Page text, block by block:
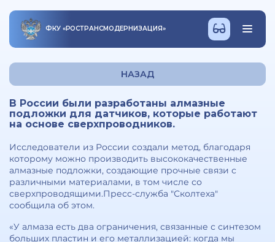
ФКУ «РОСТРАНСМОДЕРНИЗАЦИЯ»
НАЗАД
В России были разработаны алмазные
подложки для датчиков, которые работают
на основе сверхпроводников.
Исследователи из России создали метод, благодаря
которому можно производить высококачественные
алмазные подложки, создающие прочные связи с
различными материалами, в том числе со
сверхпроводящими.Пресс-служба "Сколтеха"
сообщила об этом.
«У алмаза есть два ограничения, связанные с синтезом
больших пластин и его металлизацией: когда мы